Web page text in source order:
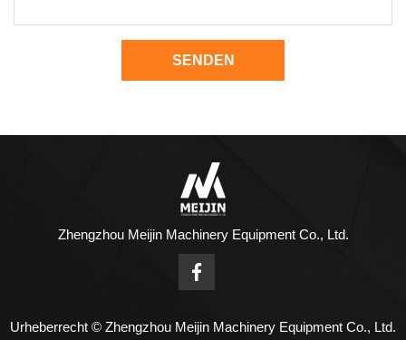
SENDEN
Zhengzhou Meijin Machinery Equipment Co., Ltd.
Urheberrecht © Zhengzhou Meijin Machinery Equipment Co., Ltd.